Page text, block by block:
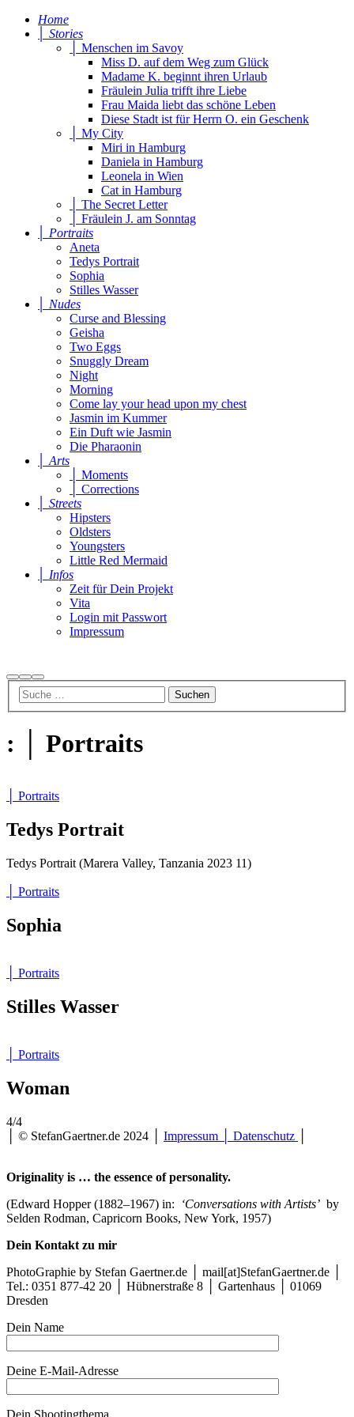
Home
│ Stories
│ Menschen im Savoy
Miss D. auf dem Weg zum Glück
Madame K. beginnt ihren Urlaub
Fräulein Julia trifft ihre Liebe
Frau Maida liebt das schöne Leben
Diese Stadt ist für Herrn O. ein Geschenk
│ My City
Miri in Hamburg
Daniela in Hamburg
Leonela in Wien
Cat in Hamburg
│ The Secret Letter
│ Fräulein J. am Sonntag
│ Portraits
Aneta
Tedys Portrait
Sophia
Stilles Wasser
│ Nudes
Curse and Blessing
Geisha
Two Eggs
Snuggly Dream
Night
Morning
Come lay your head upon my chest
Jasmin im Kummer
Ein Duft wie Jasmin
Die Pharaonin
│ Arts
│ Moments
│ Corrections
│ Streets
Hipsters
Oldsters
Youngsters
Little Red Mermaid
│ Infos
Zeit für Dein Projekt
Vita
Login mit Passwort
Impressum
Suchen
Mehr
Info
Hauptmenü
: │ Portraits
│ Portraits
Tedys Portrait
Tedys Portrait (Marera Valley, Tanzania 2023 11)
│ Portraits
Sophia
│ Portraits
Stilles Wasser
│ Portraits
Woman
4/4
│ © StefanGaertner.de 2024 │ Impressum │ Datenschutz
Originality is … the essence of personality.
(Edward Hopper (1882–1967) in: ‘Conversations with Artists’ by
Selden Rodman, Capricorn Books, New York, 1957)
Dein Kontakt zu mir
PhotoGraphie by Stefan Gaertner.de │ mail[at]StefanGaertner.de │
Tel.: 0351 877-42 20 │ Hübnerstraße 8 │ Gartenhaus │ 01069
Dresden
Dein Name
Deine E-Mail-Adresse
Dein Shootingthema